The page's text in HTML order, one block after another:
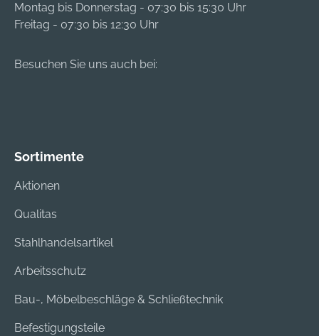
Montag bis Donnerstag - 07:30 bis 15:30 Uhr
Freitag - 07:30 bis 12:30 Uhr
Besuchen Sie uns auch bei:
Sortimente
Aktionen
Qualitas
Stahlhandelsartikel
Arbeitsschutz
Bau-, Möbelbeschläge & Schließtechnik
Befestigungsteile